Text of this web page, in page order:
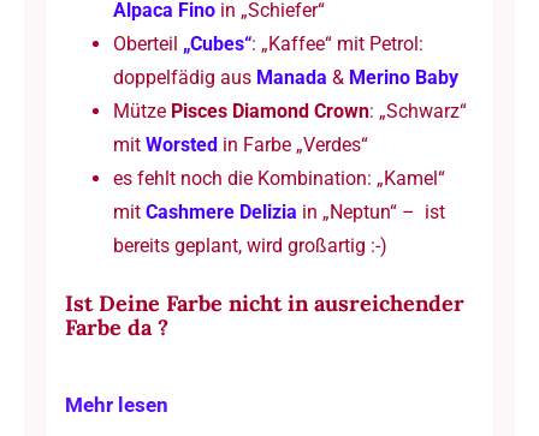
Alpaca Finoin „Schiefer“
Oberteil „Cubes“: „Kaffee“ mit Petrol:
doppelfädig aus Manada & Merino Baby
MützePisces Diamond Crown: „Schwarz“
mit Worsted in Farbe „Verdes“
es fehlt noch die Kombination: „Kamel“
mit Cashmere Delizia in „Neptun“ – ist
bereits geplant, wird großartig :-)
Ist Deine Farbe nicht in ausreichender
Farbe da ?
Mehr lesen